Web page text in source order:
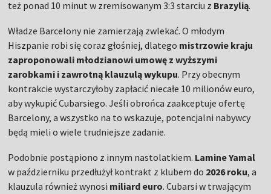
też ponad 10 minut w zremisowanym 3:3 starciu z Brazylią.
Władze Barcelony nie zamierzają zwlekać. O młodym
Hiszpanie robi się coraz głośniej, dlatego mistrzowie kraju
zaproponowali młodzianowi umowę z wyższymi
zarobkami i zawrotną klauzulą wykupu. Przy obecnym
kontrakcie wystarczyłoby zapłacić niecałe 10 milionów euro,
aby wykupić Cubarsiego. Jeśli obrońca zaakceptuje ofertę
Barcelony, a wszystko na to wskazuje, potencjalni nabywcy
będą mieli o wiele trudniejsze zadanie.
Podobnie postąpiono z innym nastolatkiem. Lamine Yamal
w październiku przedłużył kontrakt z klubem do 2026 roku, a
klauzula również wynosi miliard euro. Cubarsi w trwającym